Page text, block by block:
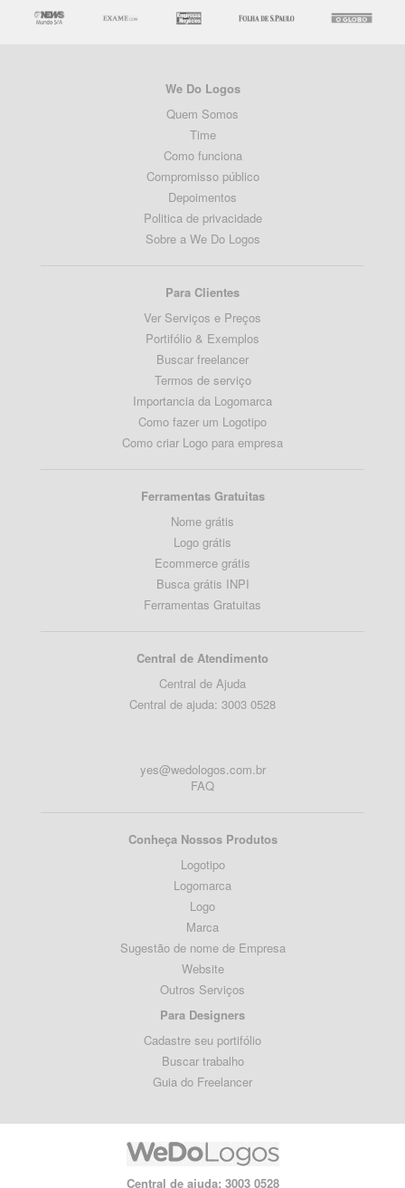
We Do Logos
Quem Somos
Time
Como funciona
Compromisso público
Depoimentos
Politica de privacidade
Sobre a We Do Logos
Para Clientes
Ver Serviços e Preços
Portifólio & Exemplos
Buscar freelancer
Termos de serviço
Importancia da Logomarca
Como fazer um Logotipo
Como criar Logo para empresa
Ferramentas Gratuitas
Nome grátis
Logo grátis
Ecommerce grátis
Busca grátis INPI
Ferramentas Gratuitas
Central de Atendimento
Central de Ajuda
Central de ajuda: 3003 0528
yes@wedologos.com.br
FAQ
Conheça Nossos Produtos
Logotipo
Logomarca
Logo
Marca
Sugestão de nome de Empresa
Website
Outros Serviços
Para Designers
Cadastre seu portifólio
Buscar trabalho
Guia do Freelancer
Central de ajuda: 3003 0528